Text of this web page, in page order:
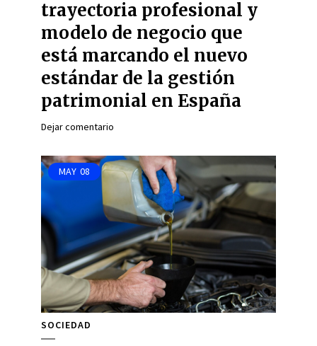
trayectoria profesional y
modelo de negocio que
está marcando el nuevo
estándar de la gestión
patrimonial en España
Dejar comentario
MAY 08
SOCIEDAD